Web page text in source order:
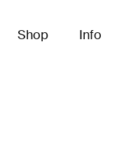
Shop Info